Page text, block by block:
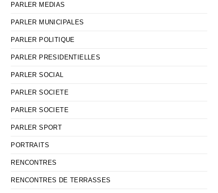
PARLER MEDIAS
PARLER MUNICIPALES
PARLER POLITIQUE
PARLER PRESIDENTIELLES
PARLER SOCIAL
PARLER SOCIETE
PARLER SOCIETE
PARLER SPORT
PORTRAITS
RENCONTRES
RENCONTRES DE TERRASSES